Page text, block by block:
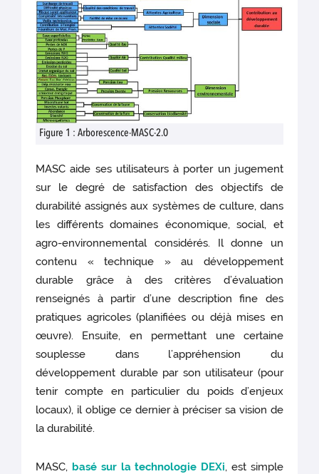
Figure 1 : Arborescence-MASC-2.0
MASC aide ses utilisateurs à porter un jugement
sur le degré de satisfaction des objectifs de
durabilité assignés aux systèmes de culture, dans
les différents domaines économique, social, et
agro-environnemental considérés. Il donne un
contenu « technique » au développement
durable grâce à des critères d’évaluation
renseignés à partir d’une description fine des
pratiques agricoles (planifiées ou déjà mises en
œuvre). Ensuite, en permettant une certaine
souplesse dans l’appréhension du
développement durable par son utilisateur (pour
tenir compte en particulier du poids d’enjeux
locaux), il oblige ce dernier à préciser sa vision de
la durabilité.
MASC, basé sur la technologie DEXi, est simple